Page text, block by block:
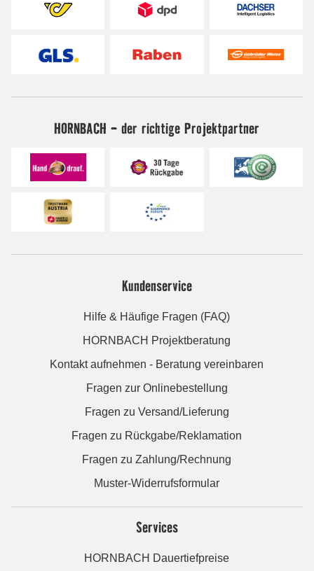
HORNBACH - der richtige Projektpartner
Kundenservice
Hilfe & Häufige Fragen (FAQ)
HORNBACH Projektberatung
Kontakt aufnehmen - Beratung vereinbaren
Fragen zur Onlinebestellung
Fragen zu Versand/Lieferung
Fragen zu Rückgabe/Reklamation
Fragen zu Zahlung/Rechnung
Muster-Widerrufsformular
Services
HORNBACH Dauertiefpreise